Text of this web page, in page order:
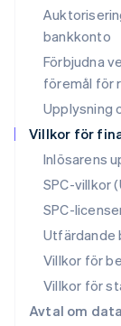
bankkonto
Förbjudna
föremål för
Upplysning
Villkor för
Inlösarens
SPC-villkor
SPC-
Utfärdande
Villkor för
Villkor för
Avtal om
Norge
English
Nya
Polen
English
Portugal
Rumänien
English
Schweiz
Deutsch
Singapore
English 简体
English